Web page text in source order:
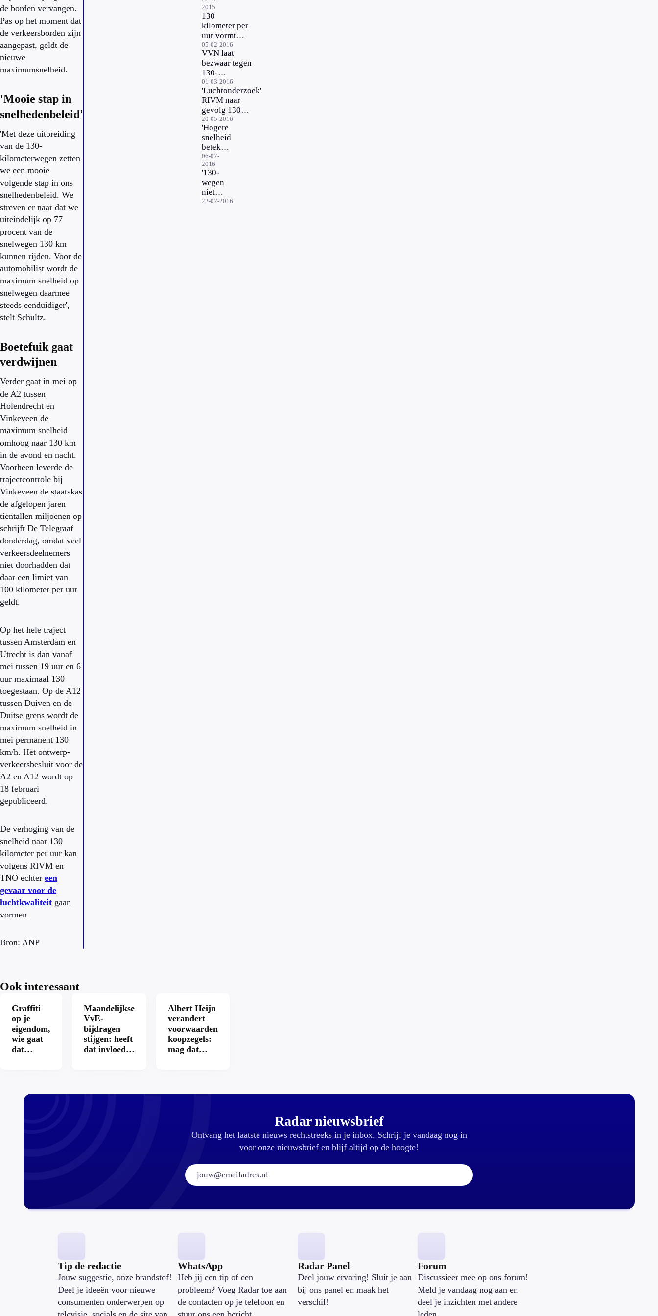
de borden vervangen.
Pas op het moment dat
de verkeersborden zijn
aangepast, geldt de
nieuwe
maximumsnelheid.
'Mooie stap in
snelhedenbeleid'
'Met deze uitbreiding
van de 130-
kilometerwegen zetten
we een mooie
volgende stap in ons
snelhedenbeleid. We
streven er naar dat we
uiteindelijk op 77
procent van de
snelwegen 130 km
kunnen rijden. Voor de
automobilist wordt de
maximum snelheid op
snelwegen daarmee
steeds eenduidiger',
stelt Schultz.
Boetefuik gaat
verdwijnen
Verder gaat in mei op
de A2 tussen
Holendrecht en
Vinkeveen de
maximum snelheid
omhoog naar 130 km
in de avond en nacht.
Voorheen leverde de
trajectcontrole bij
Vinkeveen de staatskas
de afgelopen jaren
tientallen miljoenen op
schrijft De Telegraaf
donderdag, omdat veel
verkeersdeelnemers
niet doorhadden dat
daar een limiet van
100 kilometer per uur
geldt.
Op het hele traject
tussen Amsterdam en
Utrecht is dan vanaf
mei tussen 19 uur en 6
uur maximaal 130
toegestaan. Op de A12
tussen Duiven en de
Duitse grens wordt de
maximum snelheid in
mei permanent 130
km/h. Het ontwerp-
verkeersbesluit voor de
A2 en A12 wordt op
18 februari
gepubliceerd.
De verhoging van de
snelheid naar 130
kilometer per uur kan
volgens RIVM en
TNO echter een
gevaar voor de
luchtkwaliteit gaan
vormen.
Bron: ANP
snelweg
A2 toe
2015
130
kilometer per
uur vormt
gevaar voor
luchtkwaliteit
05-02-2016
VVN laat
bezwaar tegen
130-
kilometerwegen
los
01-03-2016
'Luchtonderzoek'
RIVM naar
gevolg 130
rijden
20-05-2016
'Hogere
snelheid
betekent
meer
kans op
doden'
06-07-
2016
'130-
wegen
niet
dodelijker'
22-07-2016
Ook interessant
Graffiti
op je
eigendom,
wie gaat
dat
Maandelijkse
VvE-
bijdragen
stijgen: heeft
dat invloed
Albert Heijn
verandert
voorwaarden
koopzegels:
mag dat
Radar nieuwsbrief
Ontvang het laatste nieuws rechtstreeks in je inbox. Schrijf je vandaag nog in
voor onze nieuwsbrief en blijf altijd op de hoogte!
E-mailadres:
Tip de redactie
Jouw suggestie, onze brandstof!
Deel je ideeën voor nieuwe
consumenten onderwerpen op
televisie, socials en de site van
WhatsApp
Heb jij een tip of een
probleem? Voeg Radar toe aan
de contacten op je telefoon en
stuur ons een bericht.
Radar Panel
Deel jouw ervaring! Sluit je aan
bij ons panel en maak het
verschil!
Forum
Discussieer mee op ons forum!
Meld je vandaag nog aan en
deel je inzichten met andere
leden.